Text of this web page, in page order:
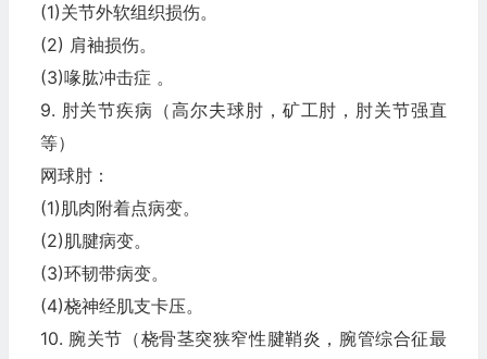
(1)关节外软组织损伤。
(2) 肩袖损伤。
(3)喙肱冲击症 。
9. 肘关节疾病（高尔夫球肘，矿工肘，肘关节强直
等）
网球肘：
(1)肌肉附着点病变。
(2)肌腱病变。
(3)环韧带病变。
(4)桡神经肌支卡压。
10. 腕关节（桡骨茎突狭窄性腱鞘炎，腕管综合征最